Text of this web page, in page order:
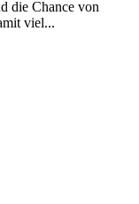
die Chance von
viel...